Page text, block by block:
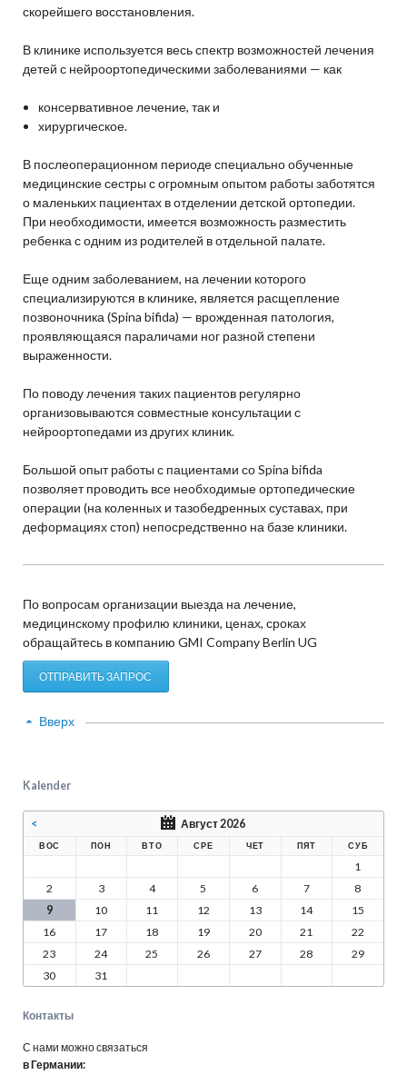
скорейшего восстановления.
В клинике используется весь спектр возможностей лечения
детей с нейроортопедическими заболеваниями — как
консервативное лечение, так и
хирургическое.
В послеоперационном периоде специально обученные
медицинские сестры с огромным опытом работы заботятся
о маленьких пациентах в отделении детской ортопедии.
При необходимости, имеется возможность разместить
ребенка с одним из родителей в отдельной палате.
Еще одним заболеванием, на лечении которого
специализируются в клинике, является расщепление
позвоночника (Spina bifida) — врожденная патология,
проявляющаяся параличами ног разной степени
выраженности.
По поводу лечения таких пациентов регулярно
организовываются совместные консультации с
нейроортопедами из других клиник.
Большой опыт работы с пациентами со Spina bifida
позволяет проводить все необходимые ортопедические
операции (на коленных и тазобедренных суставах, при
деформациях стоп) непосредственно на базе клиники.
По вопросам организации выезда на лечение,
медицинскому профилю клиники, ценах, сроках
обращайтесь в компанию GMI Company Berlin UG
ОТПРАВИТЬ ЗАПРОС
Вверх
Kalender
< Август 2026
ВОС ПОН ВТО СРЕ ЧЕТ ПЯТ СУБ
1
2
3 4 5 6 7
8
9
10 11 12 13 14
15
16
17 18 19 20 21
22
23
24 25 26 27 28
29
30
31
Контакты
С нами можно связаться
в Германии: